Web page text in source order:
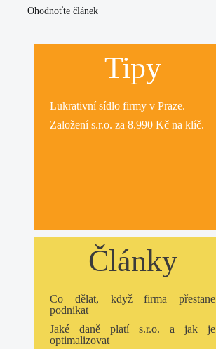
Ohodnoťte článek
Tipy
Lukrativnísídlo firmy v Praze.
Založení s.r.o. za 8.990 Kč na klíč.
Články
Co dělat, když firma přestane
podnikat
Jaké daně platí s.r.o. a jak je
optimalizovat